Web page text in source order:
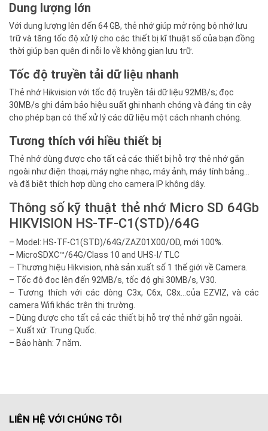
Dung lượng lớn
Với dung lượng lên đến 64 GB, thẻ nhớ giúp mở rộng bộ nhớ lưu
trữ và tăng tốc độ xử lý cho các thiết bị kĩ thuật số của bạn đồng
thời giúp bạn quên đi nỗi lo về không gian lưu trữ.
Tốc độ truyền tải dữ liệu nhanh
Thẻ nhớ Hikvision với tốc độ truyền tải dữ liệu 92MB/s; đọc
30MB/s ghi đảm bảo hiệu suất ghi nhanh chóng và đáng tin cậy
cho phép bạn có thể xử lý các dữ liệu một cách nhanh chóng.
Tương thích với hiều thiết bị
Thẻ nhớ dùng được cho tất cả các thiết bị hỗ trợ thẻ nhớ gắn
ngoài như điện thoại, máy nghe nhạc, máy ảnh, máy tính bảng…
và đặ biệt thích hợp dùng cho camera IP không dây.
Thông số kỹ thuật thẻ nhớ Micro SD 64Gb
HIKVISION HS-TF-C1(STD)/64G
– Model: HS-TF-C1(STD)/64G/ZAZ01X00/OD, mới 100%.
– MicroSDXC™/64G/Class 10 and UHS-I/ TLC
– Thương hiệu Hikvision, nhà sản xuất số 1 thế giới về Camera.
– Tốc độ đọc lên đến 92MB/s, tốc độ ghi 30MB/s, V30.
– Tương thích với các dòng C3x, C6x, C8x…của EZVIZ, và các
camera Wifi khác trên thị trường.
– Dùng được cho tất cả các thiết bị hỗ trợ thẻ nhớ gắn ngoài.
– Xuất xứ: Trung Quốc.
– Bảo hành: 7 năm.
LIÊN HỆ VỚI CHÚNG TÔI